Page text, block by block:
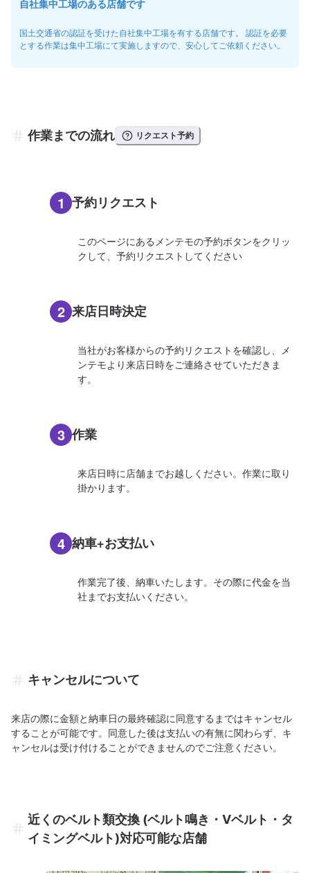
自社集中工場のある店舗です
国土交通省の認証を受けた自社集中工場を有する店舗です。 認証を必要
とする作業は集中工場にて実施しますので、安心してご依頼ください。
作業までの流れ リクエスト予約
1 予約リクエスト
このページにあるメンテモの予約ボタンをクリッ
クして、予約リクエストしてください
2 来店日時決定
当社がお客様からの予約リクエストを確認し、メ
ンテモより来店日時をご連絡させていただきま
す。
3 作業
来店日時に店舗までお越しください。作業に取り
掛かります。
4 納車+お支払い
作業完了後、納車いたします。その際に代金を当
社までお支払いください。
キャンセルについて
来店の際に金額と納車日の最終確認に同意するまではキャンセル
することが可能です。同意した後は支払いの有無に関わらず、キ
ャンセルは受け付けることができませんのでご注意ください。
近くのベルト類交換 (ベルト鳴き・Vベルト・タ
イミングベルト)対応可能な店舗